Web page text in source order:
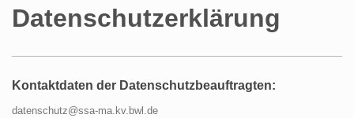
Datenschutzerklärung
Kontaktdaten der Datenschutzbeauftragten:
datenschutz@ssa-ma.kv.bwl.de